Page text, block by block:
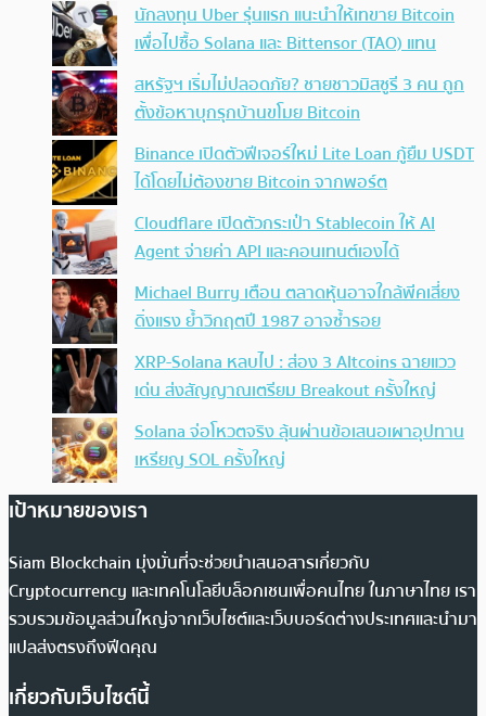
นักลงทุน Uber รุ่นแรก แนะนำให้เทขาย Bitcoin
เพื่อไปซื้อ Solana และ Bittensor (TAO) แทน
สหรัฐฯ เริ่มไม่ปลอดภัย? ชายชาวมิสซูรี 3 คน ถูก
ตั้งข้อหาบุกรุกบ้านขโมย Bitcoin
Binance เปิดตัวฟีเจอร์ใหม่ Lite Loan กู้ยืม USDT
ได้โดยไม่ต้องขาย Bitcoin จากพอร์ต
Cloudflare เปิดตัวกระเป๋า Stablecoin ให้ AI
Agent จ่ายค่า API และคอนเทนต์เองได้
Michael Burry เตือน ตลาดหุ้นอาจใกล้พีคเสี่ยง
ดิ่งแรง ย้ำวิกฤตปี 1987 อาจซ้ำรอย
XRP-Solana หลบไป : ส่อง 3 Altcoins ฉายแวว
เด่น ส่งสัญญาณเตรียม Breakout ครั้งใหญ่
Solana จ่อโหวตจริง ลุ้นผ่านข้อเสนอเผาอุปทาน
เหรียญ SOL ครั้งใหญ่
เป้าหมายของเรา
Siam Blockchain มุ่งมั่นที่จะช่วยนำเสนอสารเกี่ยวกับ
Cryptocurrency และเทคโนโลยีบล็อกเชนเพื่อคนไทย ในภาษาไทย เรา
รวบรวมข้อมูลส่วนใหญ่จากเว็บไซต์และเว็บบอร์ดต่างประเทศและนำมา
แปลส่งตรงถึงฟีดคุณ
เกี่ยวกับเว็บไซต์นี้